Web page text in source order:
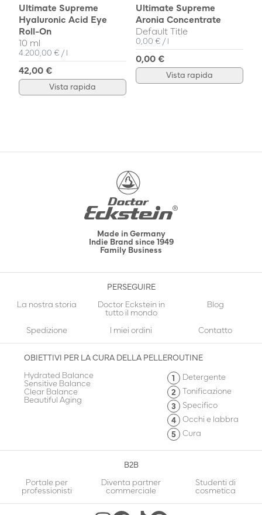
Ultimate Supreme
Hyaluronic Acid Eye
Roll-On
10 ml
Prezzo unitario
4.200,00 € / pro
l
42,00 €
Vista rapida
Ultimate Supreme
Aronia Concentrate
Default Title
Prezzo unitario
0,00 € / pro
l
0,00 €
Vista rapida
Made in Germany
Indie Brand since 1949
Family Business
PERSEGUIRE
La nostra storia
Doctor Eckstein in
tutto il mondo
Blog
Spedizione I miei ordini Contatto
OBIETTIVI PER LA CURA DELLA PELLE
Hydrated Balance
Sensitive Balance
Clear Balance
Beautiful Aging
ROUTINE
Detergente
Tonificazione
Specifico
Occhi e labbra
Cura
B2B
Portale per
professionisti
Diventa partner
commerciale
Studenti di
cosmetica